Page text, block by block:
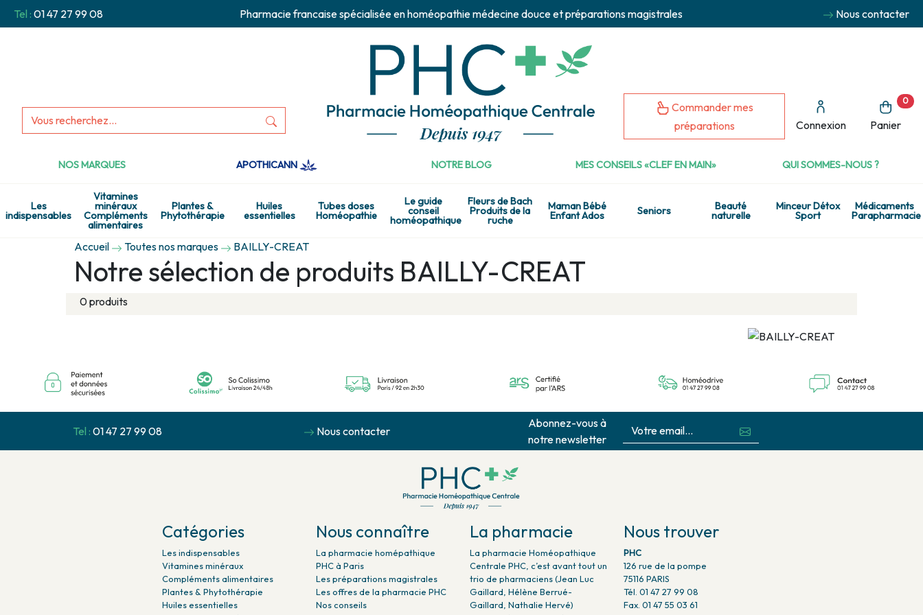
Tel : 01 47 27 99 08 Pharmacie francaise spécialisée en homéopathie médecine douce et préparations magistrales Nous contacter
Commander mes
préparations
Connexion Panier
0
NOS MARQUES APOTHICANN NOTRE BLOG MES CONSEILS «CLEF EN MAIN» QUI SOMMES-NOUS ?
Les
indispensables
Vitamines
minéraux
Compléments
alimentaires
Plantes &
Phytothérapie
Huiles
essentielles
Tubes doses
Homéopathie
Le guide
conseil
homéopathique
Fleurs de Bach
Produits de la
ruche
Maman Bébé
Enfant Ados Seniors Beauté
naturelle
Minceur Détox
Sport
Médicaments
Parapharmacie
Accueil Toutes nos marques BAILLY-CREAT
Notre sélection de produits BAILLY-CREAT
0 produits
Tel : 01 47 27 99 08 Nous contacter
Abonnez-vous à
notre newsletter
Catégories
Les indispensables
Vitamines minéraux
Compléments alimentaires
Plantes & Phytothérapie
Huiles essentielles
Nous connaître
La pharmacie homépathique
PHC à Paris
Les préparations magistrales
Les offres de la pharmacie PHC
Nos conseils
La pharmacie
La pharmacie Homéopathique
Centrale PHC, c’est avant tout un
trio de pharmaciens (Jean Luc
Gaillard, Hélène Berrué-
Gaillard, Nathalie Hervé)
Nous trouver
PHC
126 rue de la pompe
75116 PARIS
Tél. 01 47 27 99 08
Fax. 01 47 55 03 61